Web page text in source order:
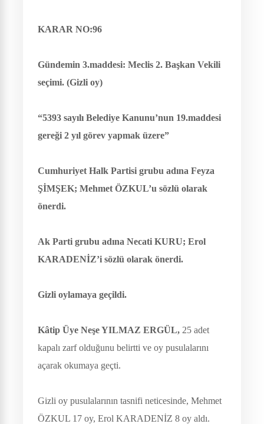
KARAR NO:96
Gündemin 3.maddesi: Meclis 2. Başkan Vekili
seçimi. (Gizli oy)
“5393 sayılı Belediye Kanunu’nun 19.maddesi
gereği 2 yıl görev yapmak üzere”
Cumhuriyet Halk Partisi grubu adına Feyza
ŞİMŞEK; Mehmet ÖZKUL’u sözlü olarak
önerdi.
Ak Parti grubu adına Necati KURU; Erol
KARADENİZ’i sözlü olarak önerdi.
Gizli oylamaya geçildi.
Kâtip Üye Neşe YILMAZ ERGÜL, 25 adet
kapalı zarf olduğunu belirtti ve oy pusulalarını
açarak okumaya geçti.
Gizli oy pusulalarının tasnifi neticesinde, Mehmet
ÖZKUL 17 oy, Erol KARADENİZ 8 oy aldı.